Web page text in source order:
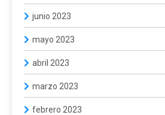
junio 2023
mayo 2023
abril 2023
marzo 2023
febrero 2023